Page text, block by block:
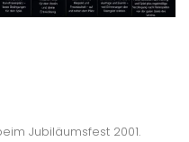
Jubiläumsfest 2001.